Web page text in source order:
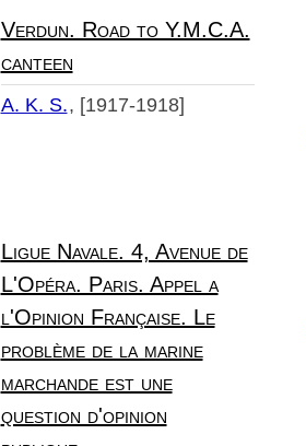
Verdun. Road to Y.M.C.A.
canteen
A. K. S. [1917-1918]
Ligue Navale. 4, Avenue de
L'Opéra. Paris. Appel a
l'Opinion Française. Le
problème de la marine
marchande est une
question d'opinion